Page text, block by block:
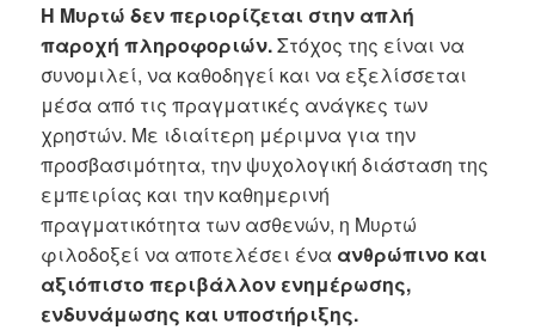
Η Μυρτώ δεν περιορίζεται στην απλή
παροχή πληροφοριών.Στόχος της είναι να
συνομιλεί, να καθοδηγεί και να εξελίσσεται
μέσα από τις πραγματικές ανάγκες των
χρηστών. Με ιδιαίτερη μέριμνα για την
προσβασιμότητα, την ψυχολογική διάσταση της
εμπειρίας και την καθημερινή
πραγματικότητα των ασθενών, η Μυρτώ
φιλοδοξεί να αποτελέσει ένα ανθρώπινο και
αξιόπιστο περιβάλλον ενημέρωσης,
ενδυνάμωσης και υποστήριξης.